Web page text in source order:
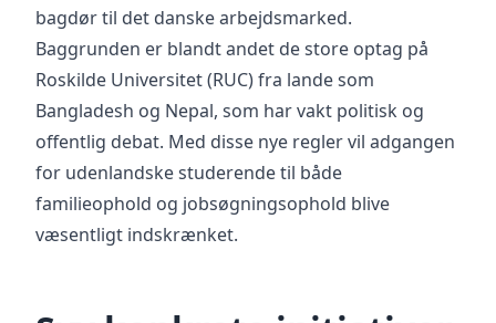
bagdør til det danske arbejdsmarked.
Baggrunden er blandt andet de store optag på
Roskilde Universitet (RUC) fra lande som
Bangladesh og Nepal, som har vakt politisk og
offentlig debat. Med disse nye regler vil adgangen
for udenlandske studerende til både
familieophold og jobsøgningsophold blive
væsentligt indskrænket.